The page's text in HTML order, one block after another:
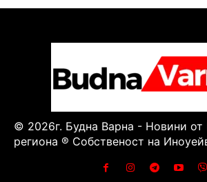
© 2026г. Будна Варна - Новини от
региона ® Собственост на